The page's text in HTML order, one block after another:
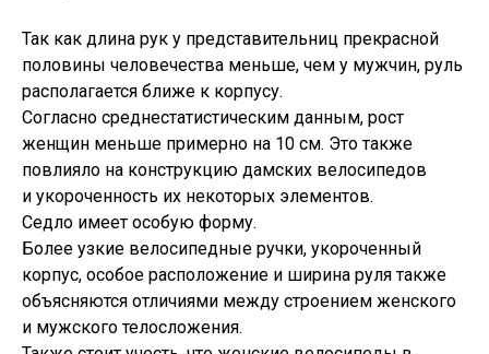
Так как длина рук у представительниц прекрасной
половины человечества меньше, чем у мужчин, руль
располагается ближе к корпусу.
Согласно среднестатистическим данным, рост
женщин меньше примерно на 10 см. Это также
повлияло на конструкцию дамских велосипедов
и укороченность их некоторых элементов.
Седло имеет особую форму.
Более узкие велосипедные ручки, укороченный
корпус, особое расположение и ширина руля также
объясняются отличиями между строением женского
и мужского телосложения.